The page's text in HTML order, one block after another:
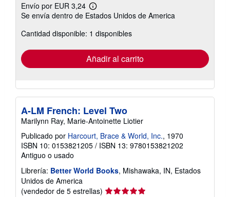
Envío por EUR 3,24
Más
información
las
tarifas
envío
Se envía dentro de Estados Unidos de America
Cantidad disponible: 1 disponibles
Añadir al carrito
A-LM French: Level Two
Marilynn Ray, Marie-Antoinette Liotier
Publicado por Harcourt, Brace & World, Inc., 1970
ISBN 10: 0153821205 / ISBN 13: 9780153821202
Antiguo o usado
Librería: Better World Books, Mishawaka, IN, Estados
Unidos de America
(vendedor de 5 estrellas) Calificación